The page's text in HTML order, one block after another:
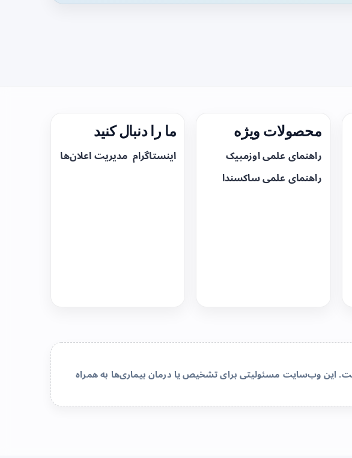
محصولات ویژه
راهنمای علمی اوزمپیک
راهنمای علمی ساکسندا
ما را دنبال کنید
اینستاگرام مدیریت اعلان‌ها
وب‌سایت مسئولیتی برای تشخیص یا درمان بیماری‌ها به همراه